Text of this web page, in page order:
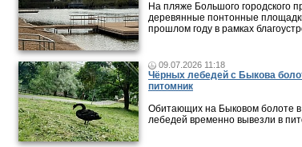
На пляже Большого городского
деревянные понтонные
прошлом году в рамках
09.07.2026 11:18
Чёрных лебедей с Быкова
питомник
Обитающих на Быковом болоте
лебедей временно вывезли в